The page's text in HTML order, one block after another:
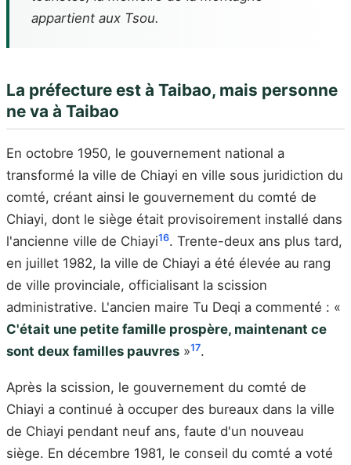
appartient aux Tsou.
La préfecture est à Taibao, mais personne
ne va à Taibao
En octobre 1950, le gouvernement national a
transformé la ville de Chiayi en ville sous juridiction du
comté, créant ainsi le gouvernement du comté de
Chiayi, dont le siège était provisoirement installé dans
l'ancienne ville de Chiayi16. Trente-deux ans plus tard,
en juillet 1982, la ville de Chiayi a été élevée au rang
de ville provinciale, officialisant la scission
administrative. L'ancien maire Tu Deqi a commenté : «
C'était une petite famille prospère, maintenant ce
sont deux familles pauvres »17.
Après la scission, le gouvernement du comté de
Chiayi a continué à occuper des bureaux dans la ville
de Chiayi pendant neuf ans, faute d'un nouveau
siège. En décembre 1981, le conseil du comté a voté